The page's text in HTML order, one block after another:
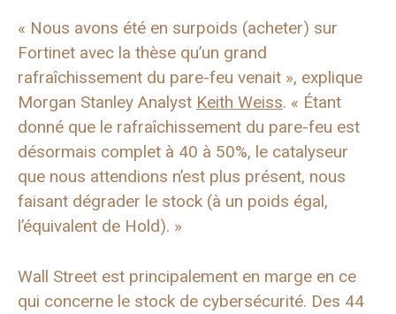
« Nous avons été en surpoids (acheter) sur
Fortinet avec la thèse qu’un grand
rafraîchissement du pare-feu venait », explique
Morgan Stanley Analyst Keith Weiss. « Étant
donné que le rafraîchissement du pare-feu est
désormais complet à 40 à 50%, le catalyseur
que nous attendions n’est plus présent, nous
faisant dégrader le stock (à un poids égal,
l’équivalent de Hold). »
Wall Street est principalement en marge en ce
qui concerne le stock de cybersécurité. Des 44